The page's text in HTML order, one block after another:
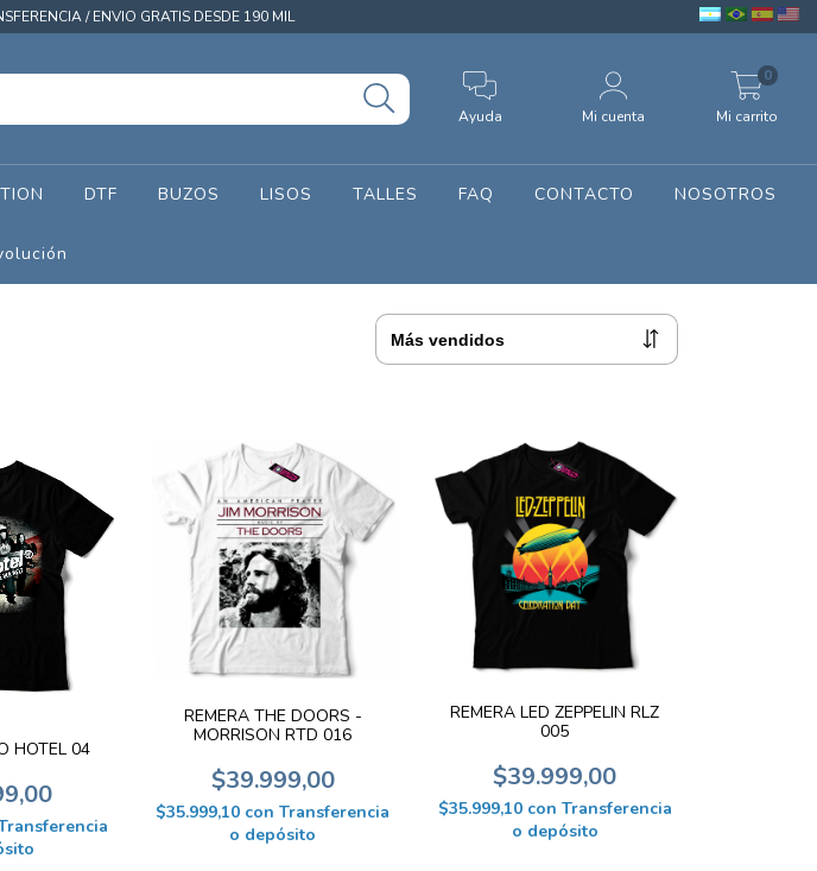
/ ENVIO GRATIS DESDE 190 MIL
Ayuda Mi cuenta Mi carrito
0
DTF BUZOS LISOS TALLES FAQ CONTACTO NOSOTROS
HOTEL 04
REMERA THE DOORS -
MORRISON RTD 016
$39.999,00
$35.999,10 con Transferencia
o depósito
REMERA LED ZEPPELIN RLZ
005
$39.999,00
$35.999,10 con Transferencia
o depósito